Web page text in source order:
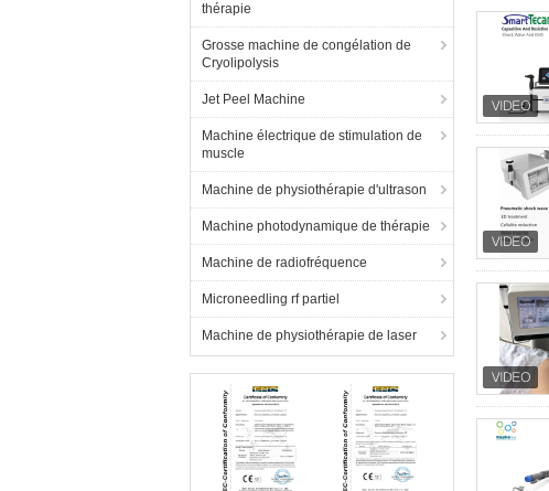
thérapie
Grosse machine de congélation de
Cryolipolysis
Jet Peel Machine
Machine électrique de stimulation de
muscle
Machine de physiothérapie d'ultrason
Machine photodynamique de thérapie
Machine de radiofréquence
Microneedling rf partiel
Machine de physiothérapie de laser